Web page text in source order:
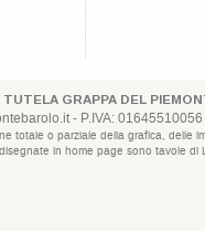
GRAPPA DEL
- P.IVA:
totale o parziale della grafica,
in home page sono tavole